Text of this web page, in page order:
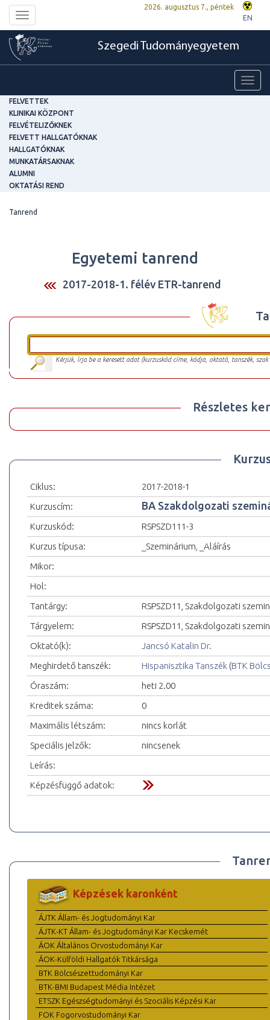
Toggle
navigation
2026. augusztus 7., péntek
EN
Szegedi Tudományegyetem
FELVETTEK
KLINIKAI KÖZPONT
FELVÉTELIZŐKNEK
FELVETT HALLGATÓKNAK
HALLGATÓKNAK
MUNKATÁRSAKNAK
ALUMNI
OKTATÁSI REND
Tanrend
Egyetemi tanrend
2017-2018-1. félév ETR-tanrend
Kérjük, írja be a keresett adat (kurzuskód címe, kódja, oktató, tanszék,
Részletes
Ciklus:
2017-2018-1
Kurzuscím:
BA Szakdolgozati
Kurzuskód:
RSPSZD111-3
Kurzus típusa:
_Szeminárium, _Aláírás
Mikor:
Hol:
Tantárgy:
RSPSZD11, Szakdolgozati
Tárgyelem:
RSPSZD11, Szakdolgozati
Oktató(k):
Jancsó Katalin Dr.
Meghirdető tanszék:
Hispanisztika Tanszék (BTK
Óraszám:
heti 2.00
Kreditek száma:
0
Maximális létszám:
nincs korlát
Speciális jelzők:
nincsenek
Leírás:
Képzésfüggő adatok:
Képzések karonként
ÁJTK Állam- és Jogtudományi Kar
ÁJTK-KT Állam- és Jogtudományi Kar Kecskemét
ÁOK Általános Orvostudományi Kar
ÁOK-Külföldi Hallgatók Titkársága
BTK Bölcsészettudományi Kar
BTK-BMI Budapest Média Intézet
ETSZK Egészségtudományi és Szociális Képzési Kar
FOK Fogorvostudományi Kar